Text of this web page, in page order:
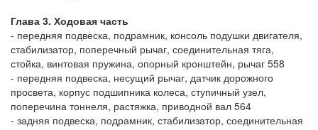
Глава 3. Ходовая часть
- передняя подвеска, подрамник, консоль подушки двигателя,
стабилизатор, поперечный рычаг, соединительная тяга,
стойка, винтовая пружина, опорный кронштейн, рычаг 558
- передняя подвеска, несущий рычаг, датчик дорожного
просвета, корпус подшипника колеса, ступичный узел,
поперечина тоннеля, растяжка, приводной вал 564
- задняя подвеска, подрамник, стабилизатор, соединительная